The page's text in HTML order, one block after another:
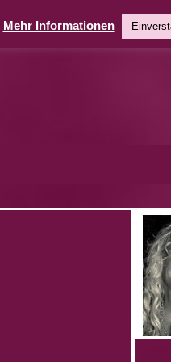
Mehr Informationen